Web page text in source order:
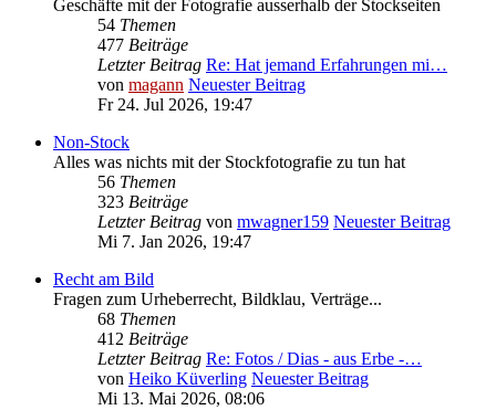
Geschäfte mit der Fotografie ausserhalb der Stockseiten
54 Themen
477 Beiträge
Letzter Beitrag Re: Hat jemand Erfahrungen mi…
von magann Neuester Beitrag
Fr 24. Jul 2026, 19:47
Non-Stock
Alles was nichts mit der Stockfotografie zu tun hat
56 Themen
323 Beiträge
Letzter Beitrag von mwagner159 Neuester Beitrag
Mi 7. Jan 2026, 19:47
Recht am Bild
Fragen zum Urheberrecht, Bildklau, Verträge...
68 Themen
412 Beiträge
Letzter Beitrag Re: Fotos / Dias - aus Erbe -…
von Heiko Küverling Neuester Beitrag
Mi 13. Mai 2026, 08:06